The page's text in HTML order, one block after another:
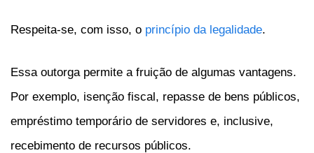
Respeita-se, com isso, o princípio da legalidade.
Essa outorga permite a fruição de algumas vantagens.
Por exemplo, isenção fiscal, repasse de bens públicos,
empréstimo temporário de servidores e, inclusive,
recebimento de recursos públicos.